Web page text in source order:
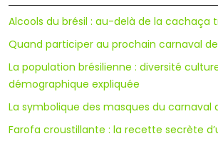
Alcools du brésil : au-delà de la cachaça
Quand participer au prochain carnaval
La population brésilienne : diversité
démographique expliquée
La symbolique des masques du carnaval
Farofa croustillante : la recette secrète